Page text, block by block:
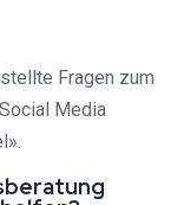
Fragen zum
Media